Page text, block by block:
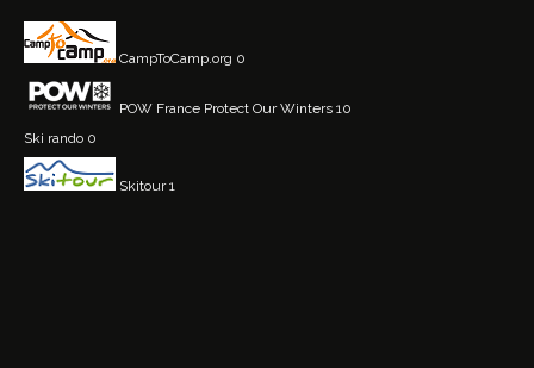
CampToCamp.org 0
POW France Protect Our Winters 10
Ski rando 0
Skitour1